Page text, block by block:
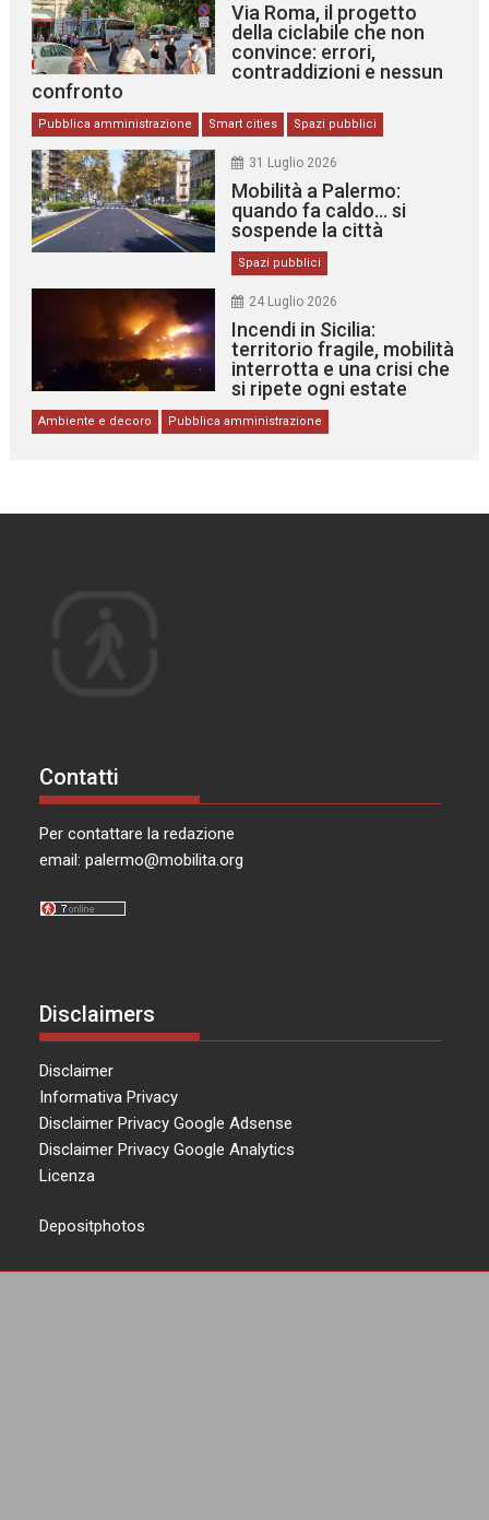
Via Roma, il progetto
della ciclabile che non
convince: errori,
contraddizioni e nessun
confronto
Pubblica amministrazione Smart cities Spazi pubblici
31 Luglio 2026
Mobilità a Palermo:
quando fa caldo… si
sospende la città
Spazi pubblici
24 Luglio 2026
Incendi in Sicilia:
territorio fragile, mobilità
interrotta e una crisi che
si ripete ogni estate
Ambiente e decoro Pubblica amministrazione
Contatti
Per contattare la redazione
email:palermo@mobilita.org
Disclaimers
Disclaimer
Informativa Privacy
Disclaimer Privacy Google Adsense
Disclaimer Privacy Google Analytics
Licenza
Depositphotos